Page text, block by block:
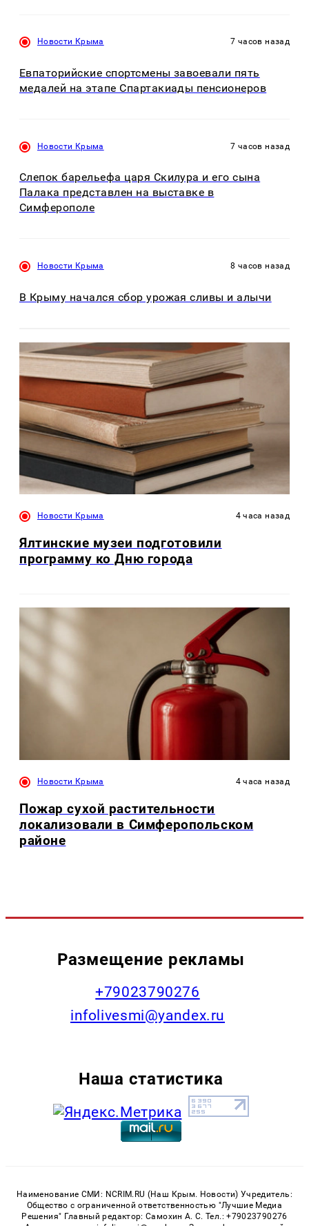
Новости Крыма 7 часов назад
Евпаторийские спортсмены завоевали пять
медалей на этапе Спартакиады пенсионеров
Новости Крыма 7 часов назад
Слепок барельефа царя Скилура и его сына
Палака представлен на выставке в
Симферополе
Новости Крыма 8 часов назад
В Крыму начался сбор урожая сливы и алычи
Новости Крыма 4 часа назад
Ялтинские музеи подготовили
программу ко Дню города
Новости Крыма 4 часа назад
Пожар сухой растительности
локализовали в Симферопольском
районе
Размещение рекламы
+79023790276
infolivesmi@yandex.ru
Наша статистика
Наименование СМИ: NCRIM.RU (Наш Крым. Новости) Учредитель:
Общество с ограниченной ответственностью "Лучшие Медиа
Решения" Главный редактор: Самохин А. С. Тел.: +79023790276